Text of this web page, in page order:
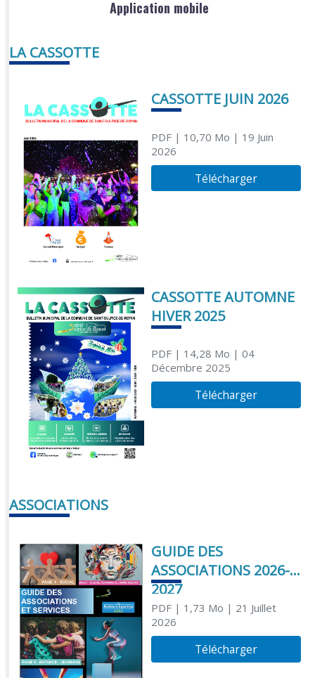
Application mobile
LA CASSOTTE
CASSOTTE JUIN 2026
PDF| 10,70 Mo | 19 Juin
2026
Télécharger
CASSOTTE AUTOMNE
HIVER 2025
PDF| 14,28 Mo | 04
Décembre 2025
Télécharger
ASSOCIATIONS
GUIDE DES
ASSOCIATIONS 2026-
2027
PDF| 1,73 Mo | 21 Juillet
2026
Télécharger